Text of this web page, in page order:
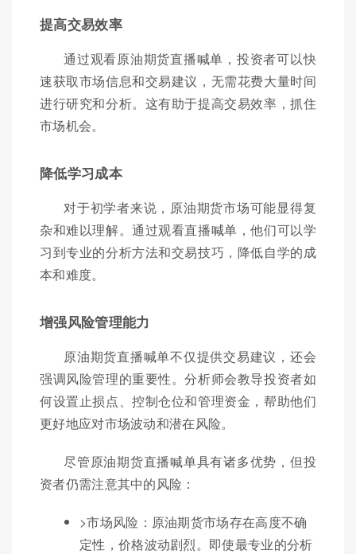
提高交易效率
通过观看原油期货直播喊单，投资者可以快
速获取市场信息和交易建议，无需花费大量时间
进行研究和分析。这有助于提高交易效率，抓住
市场机会。
降低学习成本
对于初学者来说，原油期货市场可能显得复
杂和难以理解。通过观看直播喊单，他们可以学
习到专业的分析方法和交易技巧，降低自学的成
本和难度。
增强风险管理能力
原油期货直播喊单不仅提供交易建议，还会
强调风险管理的重要性。分析师会教导投资者如
何设置止损点、控制仓位和管理资金，帮助他们
更好地应对市场波动和潜在风险。
尽管原油期货直播喊单具有诸多优势，但投
资者仍需注意其中的风险：
>市场风险：原油期货市场存在高度不确
定性，价格波动剧烈。即使最专业的分析